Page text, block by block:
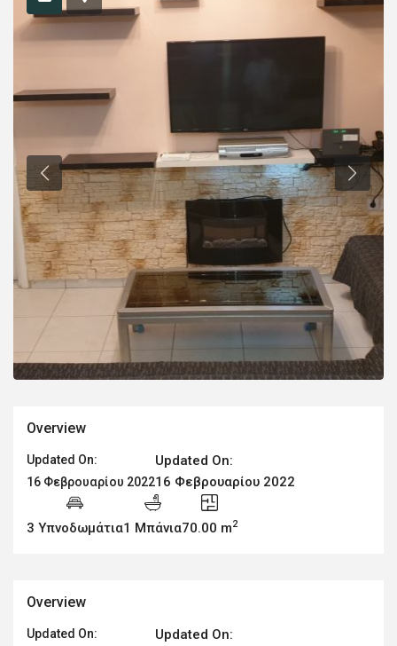
Overview
Updated On:
16 Φεβρουαρίου 2022
Updated On:
16 Φεβρουαρίου 2022
3 Υπνοδωμάτια1 Μπάνια70.00 m2
Overview
Updated On:
Updated On: